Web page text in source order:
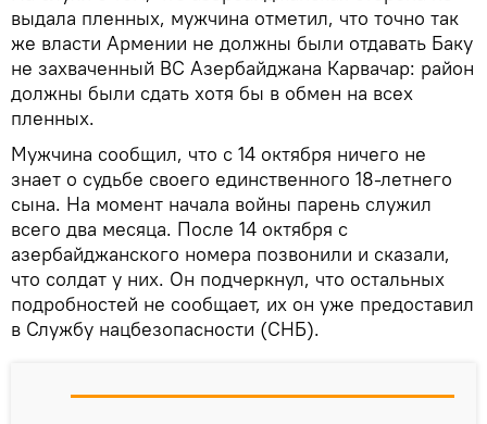
выдала пленных, мужчина отметил, что точно так
же власти Армении не должны были отдавать Баку
не захваченный ВС Азербайджана Карвачар: район
должны были сдать хотя бы в обмен на всех
пленных.
Мужчина сообщил, что с 14 октября ничего не
знает о судьбе своего единственного 18-летнего
сына. На момент начала войны парень служил
всего два месяца. После 14 октября с
азербайджанского номера позвонили и сказали,
что солдат у них. Он подчеркнул, что остальных
подробностей не сообщает, их он уже предоставил
в Службу нацбезопасности (СНБ).